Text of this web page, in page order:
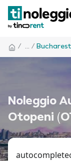
/ ... /
Noleggio
Otopeni